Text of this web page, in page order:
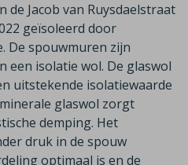
de Jacob van Ruysdaelstraat
geïsoleerd door
De spouwmuren zijn
een isolatie wol. De glaswol
uitstekende isolatiewaarde
glaswol zorgt
demping. Het
druk in de spouw
optimaal is en de